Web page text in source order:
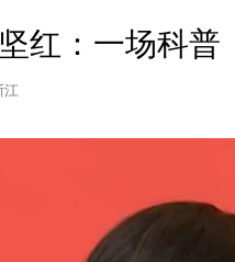
红：一场科普
江